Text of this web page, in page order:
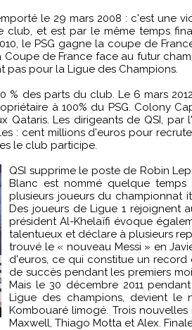
le 29 mars 2008 : c'est une
club, et est par le même temps
le PSG gagne la coupe de
Coupe de France face au futur
pour la Ligue des Champions.
% des parts du club. Le 6 mars
à 100% du PSG. Colony
Qataris. Les dirigeants de QSI,
: cent millions d'euros pour
le club participe.
QSI supprime le poste de Robin
Blanc est nommé quelque
plusieurs joueurs du championnat
Des joueurs de Ligue 1 rejoignent
président Al-Khelaïfi évoque
talentueux et déclare à plusieurs
trouvé le « nouveau Messi » en
d'euros, ce qui constitue un
de succès pendant les premiers
Mais le 30 décembre 2011
Ligue des champions, devient le
Kombouaré limogé. Trois
Maxwell, Thiago Motta et Alex.